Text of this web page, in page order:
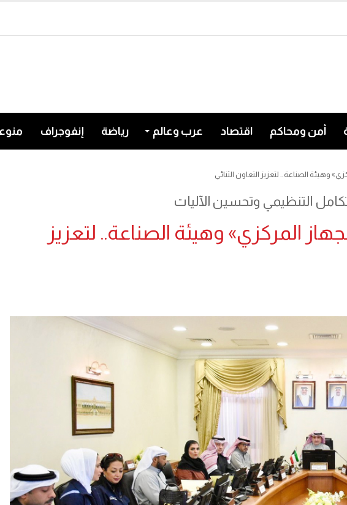
أمن ومحاكم اقتصاد عرب وعالم رياضة إنفوجراف
وهيئة الصناعة.. لتعزيز التعاون الثنائي
المركزي» وهيئة الصناعة.. لتعزيز
التنظيمي وتحسين الآليات